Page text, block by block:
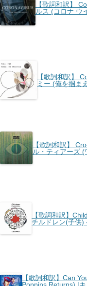
【歌詞和訳】
ルス (コロナ ウ
【歌詞和訳】
ミー (俺を掴ま
【歌詞和訳】
ル・ティアーズ
【歌詞和訳】
チルドレン(子供)
【歌詞和訳】Can